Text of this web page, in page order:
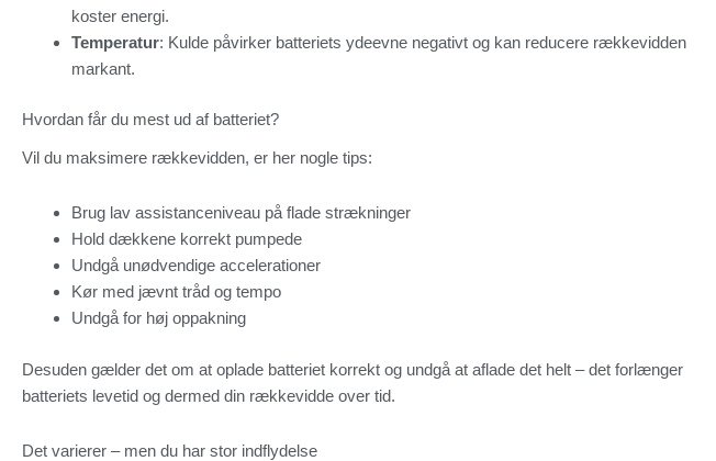
koster energi.
Temperatur: Kulde påvirker batteriets ydeevne negativt og kan reducere rækkevidden
markant.
Hvordan får du mest ud af batteriet?
Vil du maksimere rækkevidden, er her nogle tips:
Brug lav assistanceniveau på flade strækninger
Hold dækkene korrekt pumpede
Undgå unødvendige accelerationer
Kør med jævnt tråd og tempo
Undgå for høj oppakning
Desuden gælder det om at oplade batteriet korrekt og undgå at aflade det helt – det forlænger
batteriets levetid og dermed din rækkevidde over tid.
Det varierer – men du har stor indflydelse